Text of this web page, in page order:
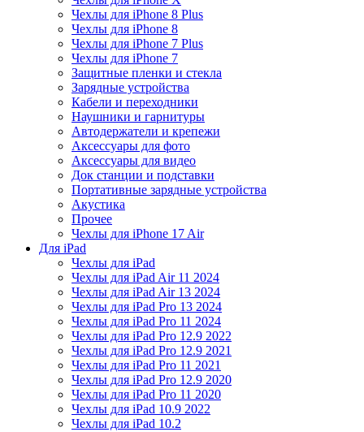
Чехлы для iPhone 8 Plus
Чехлы для iPhone 8
Чехлы для iPhone 7 Plus
Чехлы для iPhone 7
Защитные пленки и стекла
Зарядные устройства
Кабели и переходники
Наушники и гарнитуры
Автодержатели и крепежи
Аксессуары для фото
Аксессуары для видео
Док станции и подставки
Портативные зарядные устройства
Акустика
Прочее
Чехлы для iPhone 17 Air
Для iPad
Чехлы для iPad
Чехлы для iPad Air 11 2024
Чехлы для iPad Air 13 2024
Чехлы для iPad Pro 13 2024
Чехлы для iPad Pro 11 2024
Чехлы для iPad Pro 12.9 2022
Чехлы для iPad Pro 12.9 2021
Чехлы для iPad Pro 11 2021
Чехлы для iPad Pro 12.9 2020
Чехлы для iPad Pro 11 2020
Чехлы для iPad 10.9 2022
Чехлы для iPad 10.2